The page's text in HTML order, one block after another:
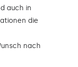
auch in
die
nach